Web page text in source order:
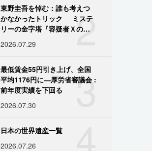
2
東野圭吾を悼む：誰も考えつ
かなかったトリック──ミステ
リーの金字塔『容疑者Ｘの献
2026.07.29
3
最低賃金55円引き上げ、全国
平均1176円に―厚労省審議会 :
前年度実績を下回る
2026.07.30
日本の世界遺産一覧
2026.07.26